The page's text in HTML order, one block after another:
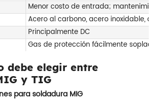
Menor costo de entrada;
Acero al carbono, acero inoxidable,
Principalmente DC
Gas de protección fácilmente soplado
debe elegir entre
y TIG
para soldadura MIG